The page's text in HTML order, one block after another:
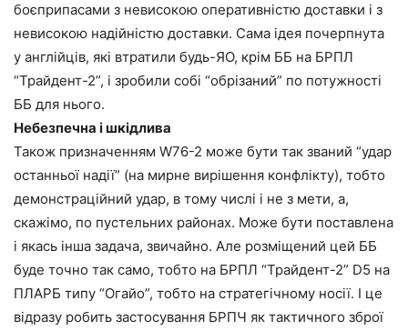
боєприпасами з невисокою оперативністю доставки і з
невисокою надійністю доставки. Сама ідея почерпнута
у англійців, які втратили будь-ЯО, крім ББ на БРПЛ
“Трайдент-2”, і зробили собі “обрізаний” по потужності
ББ для нього.
Небезпечна і шкідлива
Також призначенням W76-2 може бути так званий “удар
останньої надії” (на мирне вирішення конфлікту), тобто
демонстраційний удар, в тому числі і не з мети, а,
скажімо, по пустельних районах. Може бути поставлена
і якась інша задача, звичайно. Але розміщений цей ББ
буде точно так само, тобто на БРПЛ “Трайдент-2” D5 на
ПЛАРБ типу “Огайо”, тобто на стратегічному носії. І це
відразу робить застосування БРПЧ як тактичного зброї